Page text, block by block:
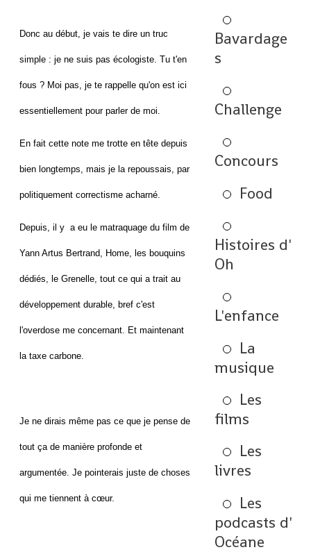
Donc au début, je vais te dire un truc
simple : je ne suis pas écologiste. Tu t'en
fous ? Moi pas, je te rappelle qu'on est ici
essentiellement pour parler de moi.
En fait cette note me trotte en tête depuis
bien longtemps, mais je la repoussais, par
politiquement correctisme acharné.
Depuis, il y a eu le matraquage du film de
Yann Artus Bertrand, Home, les bouquins
dédiés, le Grenelle, tout ce qui a trait au
développement durable, bref c'est
l'overdose me concernant. Et maintenant
la taxe carbone.
Je ne dirais même pas ce que je pense de
tout ça de manière profonde et
argumentée. Je pointerais juste de choses
qui me tiennent à cœur.
Bavardage
s
Challenge
Concours
Food
Histoires d'
Oh
L'enfance
La
musique
Les
films
Les
livres
Les
podcasts d'
Océane